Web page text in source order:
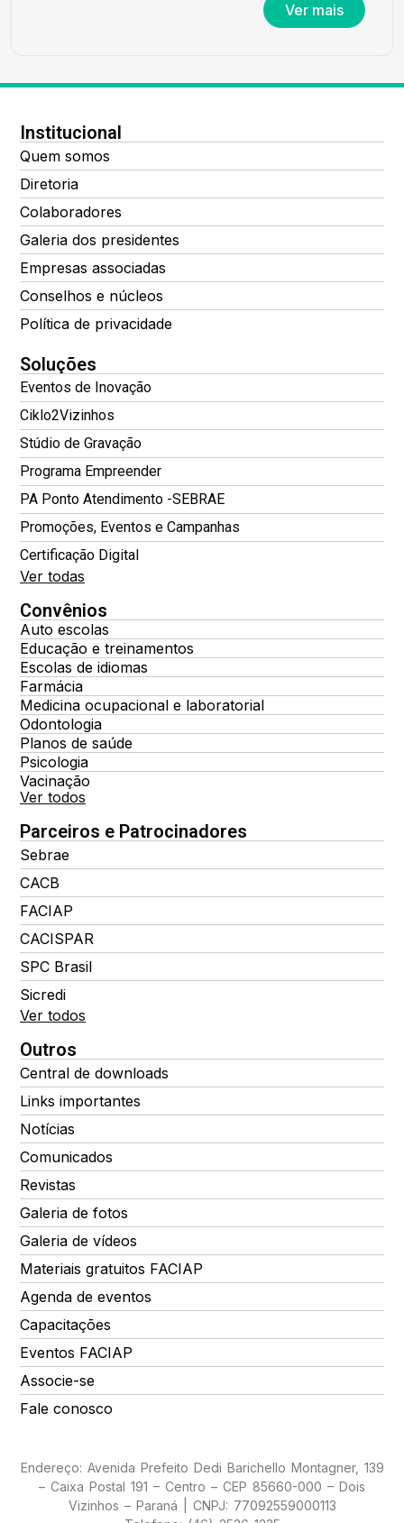
Ver mais
Institucional
Quem somos
Diretoria
Colaboradores
Galeria dos presidentes
Empresas associadas
Conselhos e núcleos
Política de privacidade
Soluções
Eventos de Inovação
Ciklo2Vizinhos
Stúdio de Gravação
Programa Empreender
PA Ponto Atendimento -SEBRAE
Promoções, Eventos e Campanhas
Certificação Digital
Ver todas
Convênios
Auto escolas
Educação e treinamentos
Escolas de idiomas
Farmácia
Medicina ocupacional e laboratorial
Odontologia
Planos de saúde
Psicologia
Vacinação
Ver todos
Parceiros e Patrocinadores
Sebrae
CACB
FACIAP
CACISPAR
SPC Brasil
Sicredi
Ver todos
Outros
Central de downloads
Links importantes
Notícias
Comunicados
Revistas
Galeria de fotos
Galeria de vídeos
Materiais gratuitos FACIAP
Agenda de eventos
Capacitações
Eventos FACIAP
Associe-se
Fale conosco
Endereço: Avenida Prefeito Dedi Barichello Montagner, 139
– Caixa Postal 191 – Centro – CEP 85660-000 – Dois
Vizinhos – Paraná | CNPJ: 77092559000113